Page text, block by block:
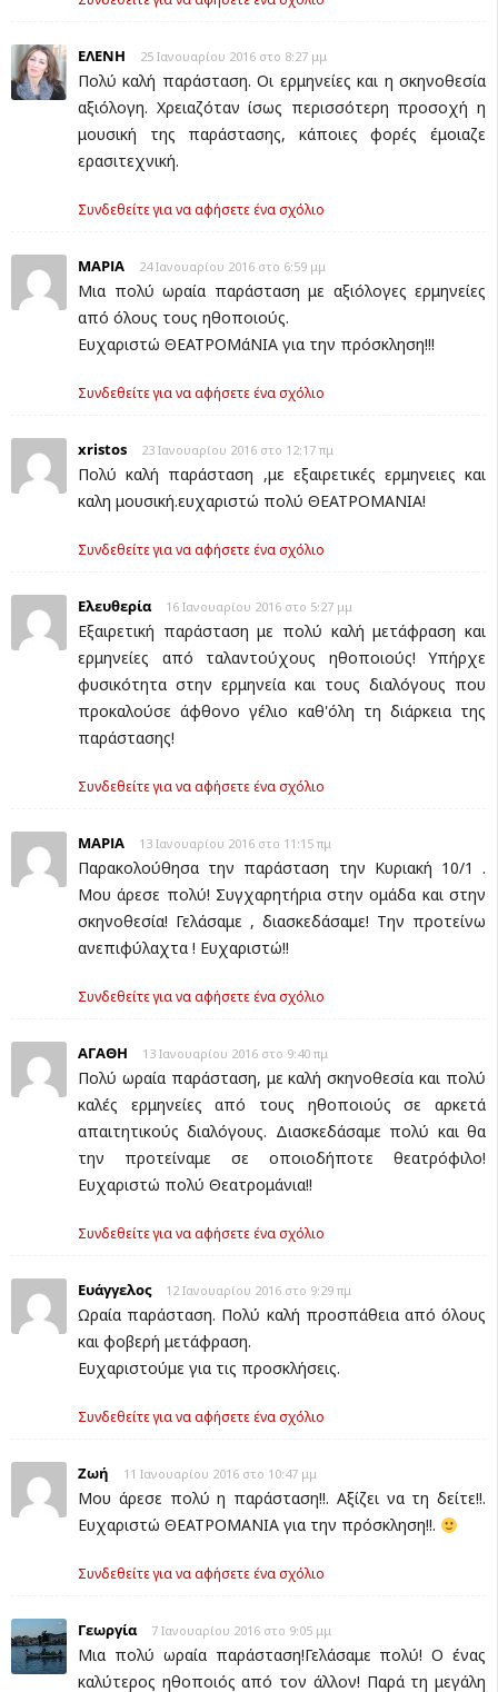
ΕΛΕΝΗ 25 Ιανουαρίου 2016 στο 8:27 μμ
Πολύ καλή παράσταση. Οι ερμηνείες και η σκηνοθεσία
αξιόλογη. Χρειαζόταν ίσως περισσότερη προσοχή η
μουσική της παράστασης, κάποιες φορές έμοιαζε
ερασιτεχνική.
Συνδεθείτε για να αφήσετε ένα σχόλιο
ΜΑΡΙΑ 24 Ιανουαρίου 2016 στο 6:59 μμ
Μια πολύ ωραία παράσταση με αξιόλογες ερμηνείες
από όλους τους ηθοποιούς.
Ευχαριστώ ΘΕΑΤΡΟΜάΝΙΑ για την πρόσκληση!!!
Συνδεθείτε για να αφήσετε ένα σχόλιο
xristos 23 Ιανουαρίου 2016 στο 12:17 πμ
Πολύ καλή παράσταση ,με εξαιρετικές ερμηνειες και
καλη μουσική.ευχαριστώ πολύ ΘΕΑΤΡΟΜΑΝΙΑ!
Συνδεθείτε για να αφήσετε ένα σχόλιο
Ελευθερία 16 Ιανουαρίου 2016 στο 5:27 μμ
Εξαιρετική παράσταση με πολύ καλή μετάφραση και
ερμηνείες από ταλαντούχους ηθοποιούς! Υπήρχε
φυσικότητα στην ερμηνεία και τους διαλόγους που
προκαλούσε άφθονο γέλιο καθ'όλη τη διάρκεια της
παράστασης!
Συνδεθείτε για να αφήσετε ένα σχόλιο
ΜΑΡΙΑ 13 Ιανουαρίου 2016 στο 11:15 πμ
Παρακολούθησα την παράσταση την Κυριακή 10/1 .
Μου άρεσε πολύ! Συγχαρητήρια στην ομάδα και στην
σκηνοθεσία! Γελάσαμε , διασκεδάσαμε! Την προτείνω
ανεπιφύλαχτα ! Ευχαριστώ!!
Συνδεθείτε για να αφήσετε ένα σχόλιο
ΑΓΑΘΗ 13 Ιανουαρίου 2016 στο 9:40 πμ
Πολύ ωραία παράσταση, με καλή σκηνοθεσία και πολύ
καλές ερμηνείες από τους ηθοποιούς σε αρκετά
απαιτητικούς διαλόγους. Διασκεδάσαμε πολύ και θα
την προτείναμε σε οποιοδήποτε θεατρόφιλο!
Ευχαριστώ πολύ Θεατρομάνια!!
Συνδεθείτε για να αφήσετε ένα σχόλιο
Ευάγγελος 12 Ιανουαρίου 2016 στο 9:29 πμ
Ωραία παράσταση. Πολύ καλή προσπάθεια από όλους
και φοβερή μετάφραση.
Ευχαριστούμε για τις προσκλήσεις.
Συνδεθείτε για να αφήσετε ένα σχόλιο
Ζωή 11 Ιανουαρίου 2016 στο 10:47 μμ
Μου άρεσε πολύ η παράσταση!!. Αξίζει να τη δείτε!!.
Ευχαριστώ ΘΕΑΤΡΟΜΑΝΙΑ για την πρόσκληση!!.
Συνδεθείτε για να αφήσετε ένα σχόλιο
Γεωργία 7 Ιανουαρίου 2016 στο 9:05 μμ
Μια πολύ ωραία παράσταση!Γελάσαμε πολύ! Ο ένας
καλύτερος ηθοποιός από τον άλλον! Παρά τη μεγάλη